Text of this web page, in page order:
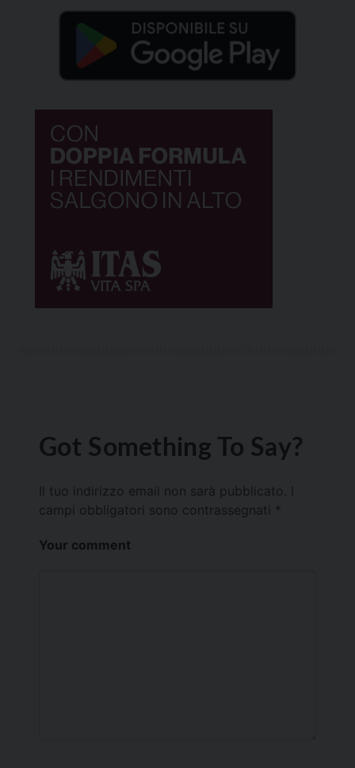
Got Something To Say?
Il tuo indirizzo email non sarà pubblicato.
campi obbligatori sono contrassegnati *
Your comment